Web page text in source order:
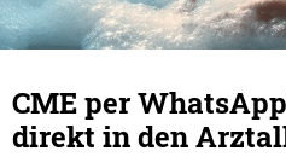
CME per
direkt in den